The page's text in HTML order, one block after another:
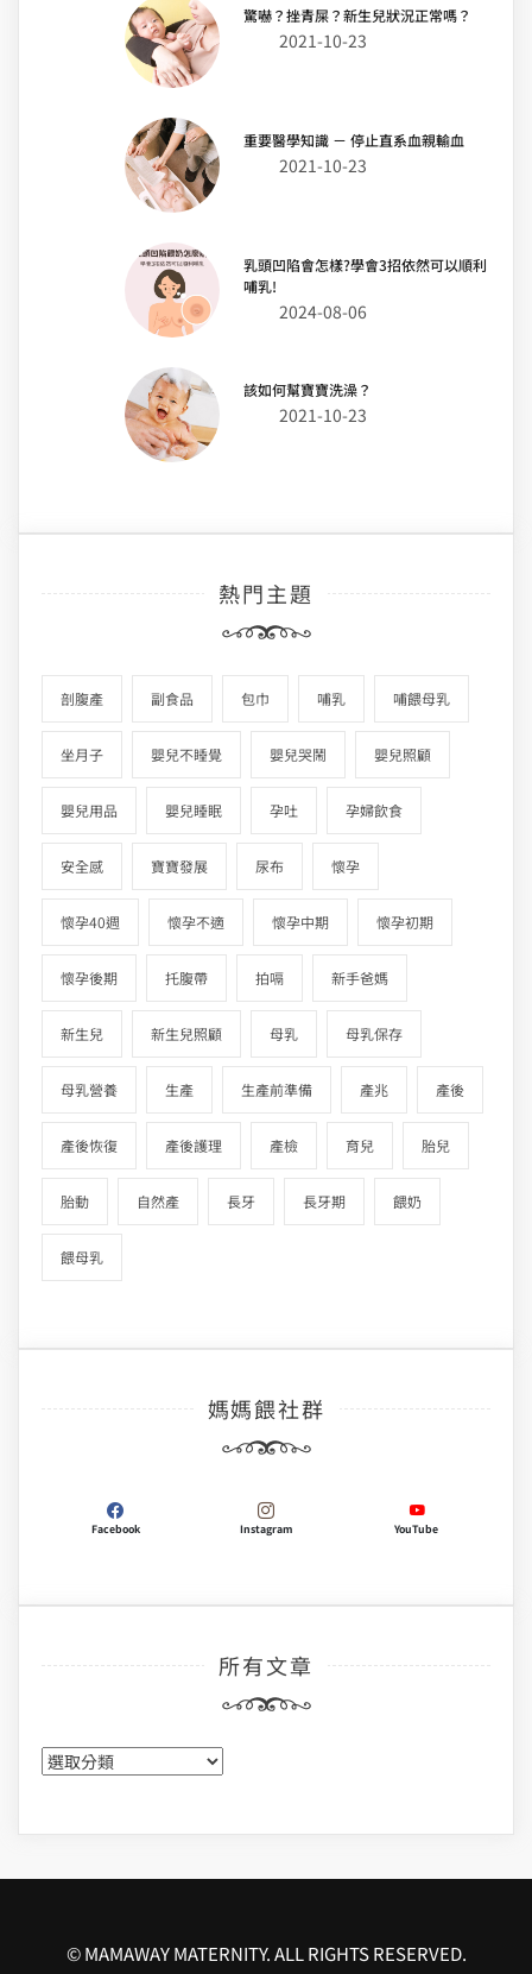
驚嚇？挫青屎？新生兒狀況正常嗎？
2021-10-23
重要醫學知識 － 停止直系血親輸血
2021-10-23
乳頭凹陷會怎樣?學會3招依然可以順利
哺乳!
2024-08-06
該如何幫寶寶洗澡？
2021-10-23
熱門主題
剖腹產 副食品 包巾 哺乳 哺餵母乳
坐月子 嬰兒不睡覺 嬰兒哭鬧 嬰兒照顧
嬰兒用品 嬰兒睡眠 孕吐 孕婦飲食
安全感 寶寶發展 尿布 懷孕
懷孕40週 懷孕不適 懷孕中期 懷孕初期
懷孕後期 托腹帶 拍嗝 新手爸媽
新生兒 新生兒照顧 母乳 母乳保存
母乳營養 生產 生產前準備 產兆 產後
產後恢復 產後護理 產檢 育兒 胎兒
胎動 自然產 長牙 長牙期 餵奶
餵母乳
媽媽餵社群
Facebook Instagram YouTube
所有文章
所
有
章
© MAMAWAY MATERNITY. ALL RIGHTS RESERVED.